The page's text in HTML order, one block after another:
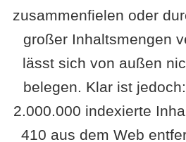
zusammenfielen oder
großer Inhaltsmengen
lässt sich von außen
belegen. Klar ist
2.000.000 indexierte
410 aus dem Web